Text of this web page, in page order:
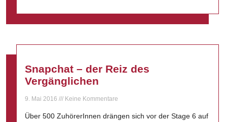
Snapchat – der Reiz des
Vergänglichen
9. Mai 2016 Keine Kommentare
Über 500 ZuhörerInnen drängen sich vor der Stage 6 auf